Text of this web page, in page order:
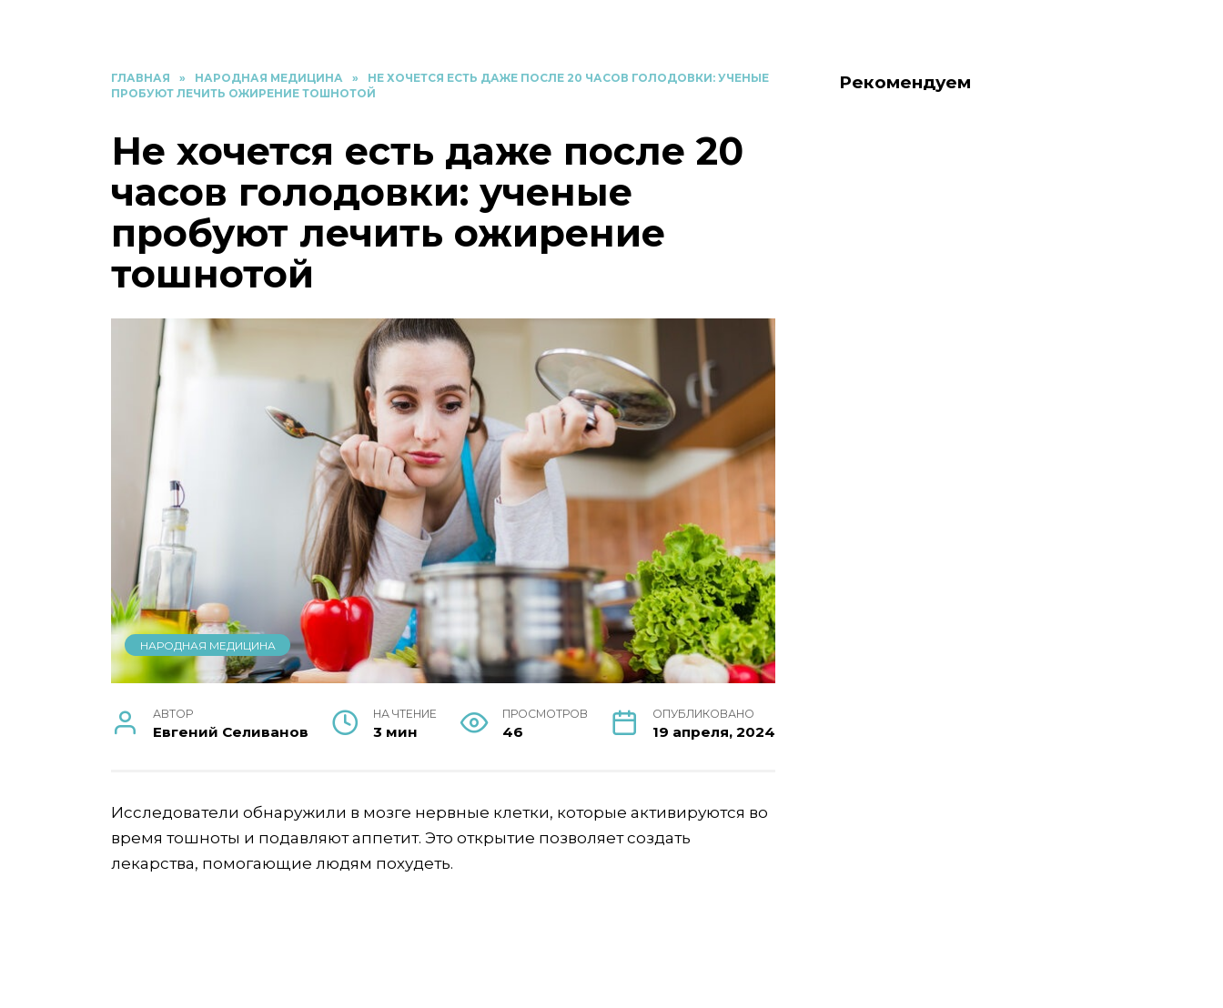
ГЛАВНАЯ » НАРОДНАЯ МЕДИЦИНА »
НЕ ХОЧЕТСЯ ЕСТЬ ДАЖЕ ПОСЛЕ 20 ЧАСОВ ГОЛОДОВКИ: УЧЕНЫЕ
ПРОБУЮТ ЛЕЧИТЬ ОЖИРЕНИЕ ТОШНОТОЙ
Не хочется есть даже после 20
часов голодовки: ученые
пробуют лечить ожирение
тошнотой
НАРОДНАЯ МЕДИЦИНА
АВТОР
Евгений Селиванов
НА ЧТЕНИЕ
3 мин
ПРОСМОТРОВ
46
ОПУБЛИКОВАНО
19 апреля, 2024
Исследователи обнаружили в мозге нервные клетки, которые активируются во
время тошноты и подавляют аппетит. Это открытие позволяет создать
лекарства, помогающие людям похудеть.
Рекомендуем